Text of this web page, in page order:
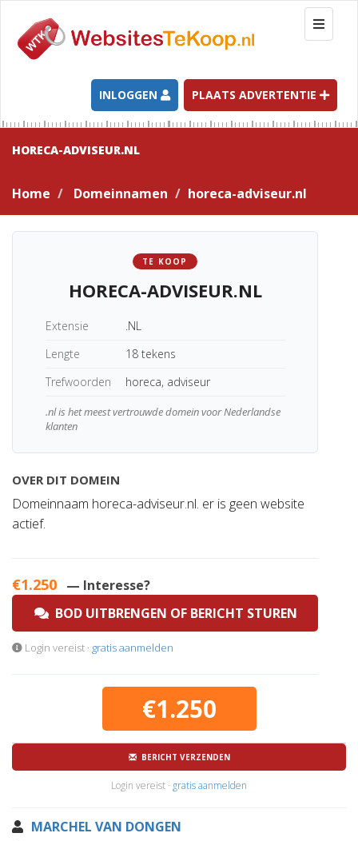
T
o
g
l
e
n
a
t
INLOGGEN PLAATS ADVERTENTIE
HORECA-ADVISEUR.NL
Home Domeinnamen horeca-adviseur.nl
TE KOOP
HORECA-ADVISEUR.NL
Extensie
.NL
Lengte
18 tekens
Trefwoorden
horeca, adviseur
.nl is het meest vertrouwde domein voor Nederlandse
klanten
OVER DIT DOMEIN
Domeinnaam horeca-adviseur.nl. er is geen website
actief.
€1.250 — Interesse?
BOD UITBRENGEN OF BERICHT STUREN
Login vereist · gratis aanmelden
€1.250
BERICHT VERZENDEN
Login vereist · gratis aanmelden
MARCHEL VAN DONGEN